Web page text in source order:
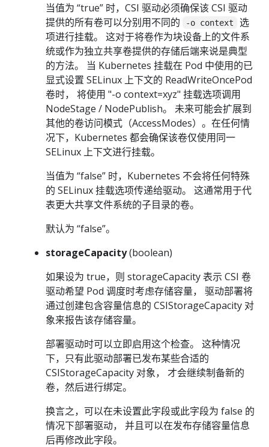
当值为 “true” 时，CSI 驱动必须确保该 CSI 驱动
提供的所有卷可以分别用不同的
-o context
选
项进行挂载。 这对于将卷作为块设备上的文件系
统或作为独立共享卷提供的存储后端来说是典型
的方法。 当 Kubernetes 挂载在 Pod 中使用的已
显式设置 SELinux 上下文的 ReadWriteOncePod
卷时， 将使用 "-o context=xyz" 挂载选项调用
NodeStage / NodePublish。 未来可能会扩展到
其他的卷访问模式（AccessModes）。在任何情
况下，Kubernetes 都会确保该卷仅使用同一
SELinux 上下文进行挂载。
当值为 “false” 时，Kubernetes 不会将任何特殊
的 SELinux 挂载选项传递给驱动。 这通常用于代
表更大共享文件系统的子目录的卷。
默认为 “false”。
storageCapacity(boolean)
如果设为 true，则 storageCapacity 表示 CSI 卷
驱动希望 Pod 调度时考虑存储容量， 驱动部署将
通过创建包含容量信息的 CSIStorageCapacity 对
象来报告该存储容量。
部署驱动时可以立即启用这个检查。 这种情况
下，只有此驱动部署已发布某些合适的
CSIStorageCapacity 对象， 才会继续制备新的
卷，然后进行绑定。
换言之，可以在未设置此字段或此字段为 false 的
情况下部署驱动， 并且可以在发布存储容量信息
后再修改此字段。